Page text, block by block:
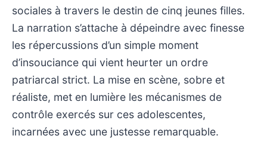
sociales à travers le destin de cinq jeunes filles.
La narration s’attache à dépeindre avec finesse
les répercussions d’un simple moment
d’insouciance qui vient heurter un ordre
patriarcal strict. La mise en scène, sobre et
réaliste, met en lumière les mécanismes de
contrôle exercés sur ces adolescentes,
incarnées avec une justesse remarquable.